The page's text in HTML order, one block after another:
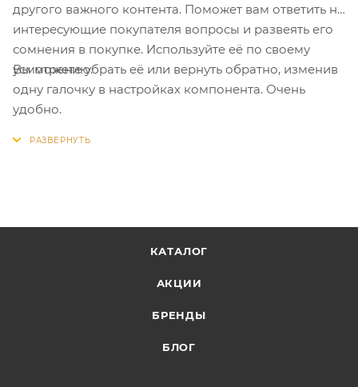
другого важного контента. Поможет вам ответить на
интересующие покупателя вопросы и развеять его
сомнения в покупке. Используйте её по своему
усмотрению.
Вы можете убрать её или вернуть обратно, изменив
одну галочку в настройках компонента. Очень
удобно.
КАТАЛОГ
АКЦИИ
БРЕНДЫ
БЛОГ